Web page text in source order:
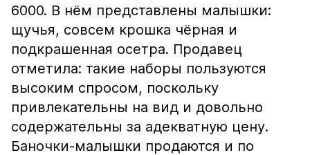
6000. В нём представлены малышки:
щучья, совсем крошка чёрная и
подкрашенная осетра. Продавец
отметила: такие наборы пользуются
высоким спросом, поскольку
привлекательны на вид и довольно
содержательны за адекватную цену.
Баночки-малышки продаются и по